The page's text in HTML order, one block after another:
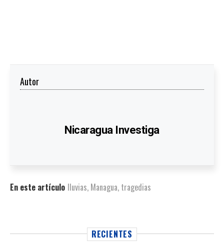
Autor
Nicaragua Investiga
En este artículo lluvias, Managua, tragedias
RECIENTES